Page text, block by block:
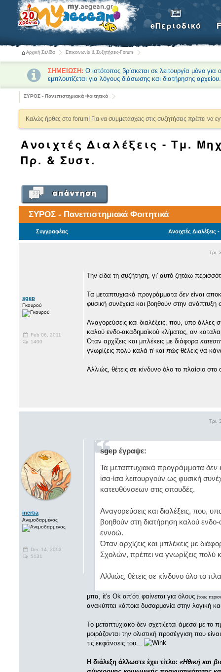
eΠεριοδικό
Αρχική Σελίδα Επικοινωνία & Συζητήσεις-Forum
ΣΗΜΕΙΩΣΗ: Ο ιστότοπος βρίσκεται σε λειτουργία μόνο
εμπλουτίζεται για λόγους διάσωσης και διατήρησης αρχείου.
ΣΥΡΟΣ - Πανεπιστημιακά Φοιτητικά
Καλώς ήρθες στο forum! Για να συμμετάσχεις στις συζητήσεις πρέπει να
Ανοιχτές Διαλέξεις - Τμ.
Πρ. & Συστ.
ΣΥΡΟΣ - Πανεπιστημιακά Φοιτητικά
Συγγραφέας Ανοιχτές
Τρι,
sgep
Γκουρού
Feb 06, 2011
1400
Την είδα τη συζήτηση, γι' αυτό ζητάω
Τα μεταπτυχιακά προγράμματα δεν είναι
φυσική συνέχεια και βοηθούν στην
Αναγορεύσεις και διαλέξεις, που, υπο
καλού ενδο-ακαδημαϊκού κλίματος, αν
Όταν αρχίζεις και μπλέκεις με διάφορα
γνωρίζεις πολύ καλά τίκαι πώς θέλεις να
Αλλιώς, θέτεις σε κίνδυνο όλο το πλαίσιο
Τρι,
inertia
Ανεμοδαρμένος
Dec 14, 2003
5131
sgep έγραψε:
Τα μεταπτυχιακά προγράμματα δεν
ίσα-ίσα λειτουργούν ως φυσική
κατευθύνσεων στις σπουδές.
Αναγορεύσεις και διαλέξεις, που,
βοηθούν στη διατήρηση καλού ενδο-
εννοώ.
Όταν αρχίζεις και μπλέκεις με
Σχολών, πρέπει να γνωρίζεις πολύ
Αλλιώς, θέτεις σε κίνδυνο όλο το
μπα, it's Ok απ'ότι φαίνεται για όλους (τους
ανακύπτει κάποια δυσαρμονία στην λογική
Το μεταπτυχιακό δεν σχετίζεται άμεσα με
μοιράζονται την ολιστική προσέγγιση που
τις εκφάνσεις του...
Η διάλεξη άλλωστε έχει τίτλο: «Ηθική και